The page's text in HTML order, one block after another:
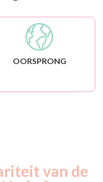
OORSPRONG
van de